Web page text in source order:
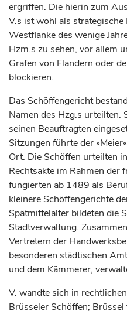
ergriffen. Die hierin zum
V.s ist wohl als
Westflanke des wenige
Hzm.s zu sehen, vor allem
Grafen von Flandern oder
blockieren.
Das Schöffengericht
Namen des Hzg.s urteilten.
seinen Beauftragten
Sitzungen führte der
Ort. Die Schöffen urteilten
Rechtsakte im Rahmen
fungierten ab 1489 als
kleinere Schöffengerichte
Spätmittelalter bildeten die
Stadtverwaltung.
Vertretern der
besonderen städtischen
und dem Kämmerer,
V. wandte sich in
Brüsseler Schöffen; Brüssel